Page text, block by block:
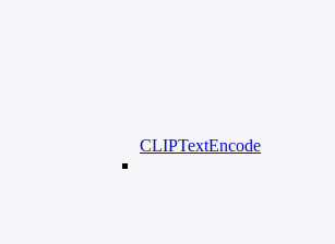
CLIPTextEncode